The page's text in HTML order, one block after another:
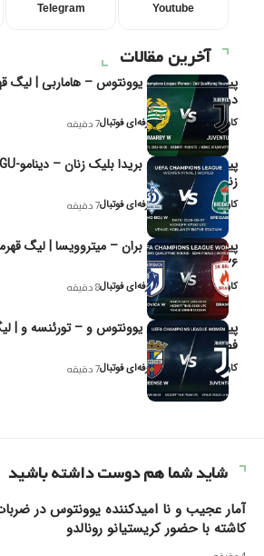
Youtube
Telegram
آخرین مقالات
پیش‌بینی و تحلیل یوونتوس – هاماربی | لیگ
دوم مرحله
کاوه نیک‌فر، تحلیل‌گر حرفه‌ای فوتبال7 دقیقه
زنان یوفا
کاوه نیک‌فر، تحلیل‌گر حرفه‌ای فوتبال7 دقیقه
پیش‌بینی و تحلیل بران – میتروویسا | لیگ
۲۰۲۶
کاوه نیک‌فر، تحلیل‌گر حرفه‌ای فوتبال8 دقیقه
پیش‌بینی و تحلیل یوونتوس و – تورئنسه و | لیگ
فصل ۲۰۲۶
کاوه نیک‌فر، تحلیل‌گر حرفه‌ای فوتبال7 دقیقه
شاید شما هم دوست داشته باشید
آمار عجیب و نا امیدکننده یوونتوس در
کاشته با حضور کریستیانو رونالدو